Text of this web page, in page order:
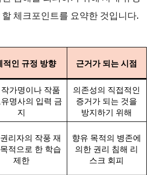
체크포인트를 요약한 것입니다.
적인 규정 방향 근거가 되는 시점
가명이나 작품
명사의 입력 금
지
의존성의 직접적인
증거가 되는 것을
방지하기 위해
리자의 작풍 재
적으로 한 학습
제한
향유 목적의 병존에
의한 권리 침해 리
스크 회피